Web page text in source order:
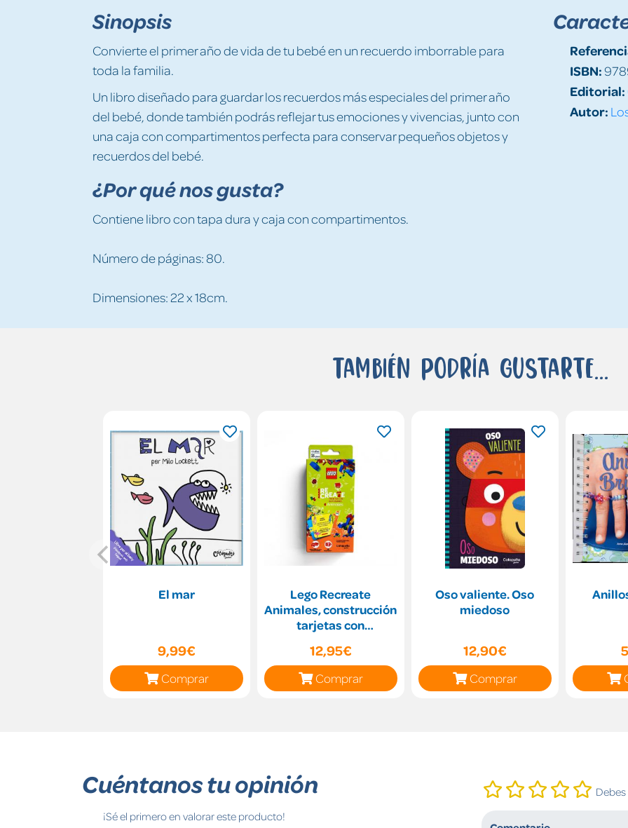
Sinopsis
Convierte el primer año de vida de tu bebé en un recuerdo imborrable para
toda la familia.
Un libro diseñado para guardar los recuerdos más especiales del primer año
del bebé, donde también podrás reflejar tus emociones y vivencias, junto con
una caja con compartimentos perfecta para conservar pequeños objetos y
recuerdos del bebé.
¿Por qué nos gusta?
Contiene libro con tapa dura y caja con compartimentos.
Número de páginas: 80.
Dimensiones: 22 x 18cm.
ISBN:
Editorial:
Autor:
También podría gustarte...
El mar
9,99€
Comprar
Lego Recreate
Animales, construcción
tarjetas con
12,95€
Comprar
Oso valiente. Oso
miedoso
12,90€
Comprar
Cuéntanos tu opinión
¡Sé el primero en valorar este producto!